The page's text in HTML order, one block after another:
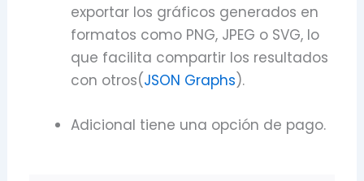
exportar los gráficos generados en
formatos como PNG, JPEG o SVG, lo
que facilita compartir los resultados
con otros(JSON Graphs).
Adicional tiene una opción de pago.